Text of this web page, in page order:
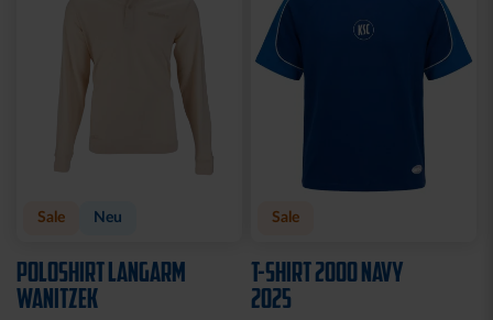
Sale Neu
POLOSHIRT LANGARM
WANITZEK
Sale
T-SHIRT 2000 NAVY
2025